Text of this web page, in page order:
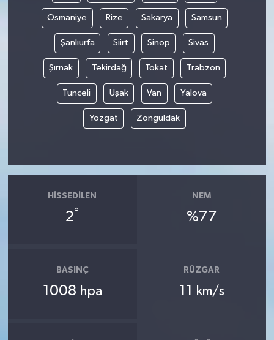
Osmaniye Rize Sakarya Samsun
Şanlıurfa Siirt Sinop Sivas
Şırnak Tekirdağ Tokat Trabzon
Tunceli Uşak Van Yalova
Yozgat Zonguldak
HISSEDILEN
2°
NEM
%77
BASINÇ
1008 hpa
RÜZGAR
11 km/s